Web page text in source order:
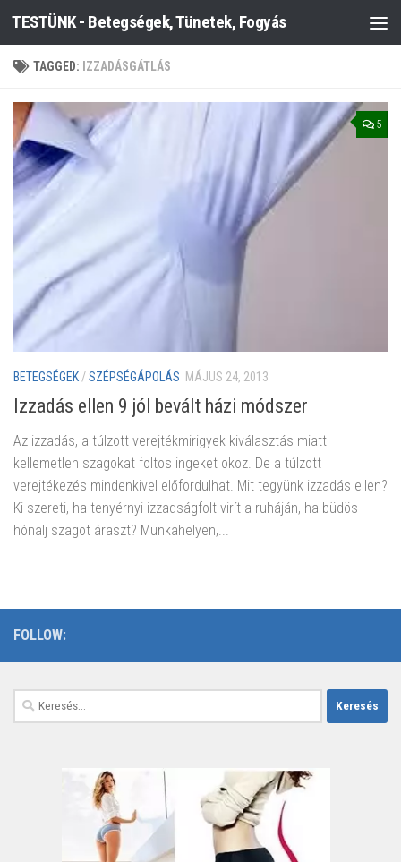
Skip to content
TESTÜNK - Betegségek, Tünetek, Fogyás
TAGGED: IZZADÁSGÁTLÁS
5
BETEGSÉGEK /SZÉPSÉGÁPOLÁS MÁJUS 24, 2013
Izzadás ellen 9 jól bevált házi módszer
Az izzadás, a túlzott verejtékmirigyek kiválasztás miatt
kellemetlen szagokat foltos ingeket okoz. De a túlzott
verejtékezés mindenkivel előfordulhat. Mit tegyünk izzadás ellen?
Ki szereti, ha tenyérnyi izzadságfolt virít a ruháján, ha büdös
hónalj szagot áraszt? Munkahelyen,...
FOLLOW:
Keresés: